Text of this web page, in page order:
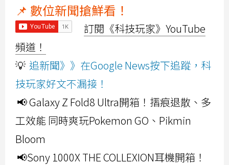
📌 數位新聞搶鮮看！
訂閱《科技玩家》YouTube
頻道！
💡 追新聞》》在Google News按下追蹤，科
技玩家好文不漏接！
📢 Galaxy Z Fold8 Ultra開箱！摺痕退散、多
工效能 同時爽玩Pokemon GO、Pikmin
Bloom
📢Sony 1000X THE COLLEXION耳機開箱！